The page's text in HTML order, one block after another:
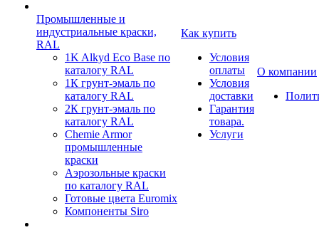
Промышленные и
индустриальные краски,
RAL
1K Alkyd Eco Base по
каталогу RAL
1К грунт-эмаль по
каталогу RAL
2К грунт-эмаль по
каталогу RAL
Chemie Armor
промышленные
краски
Аэрозольные краски
по каталогу RAL
Готовые цвета Euromix
Компоненты Siro
Как купить
Условия
оплаты
Условия
доставки
Гарантия
товара.
Услуги
О компании